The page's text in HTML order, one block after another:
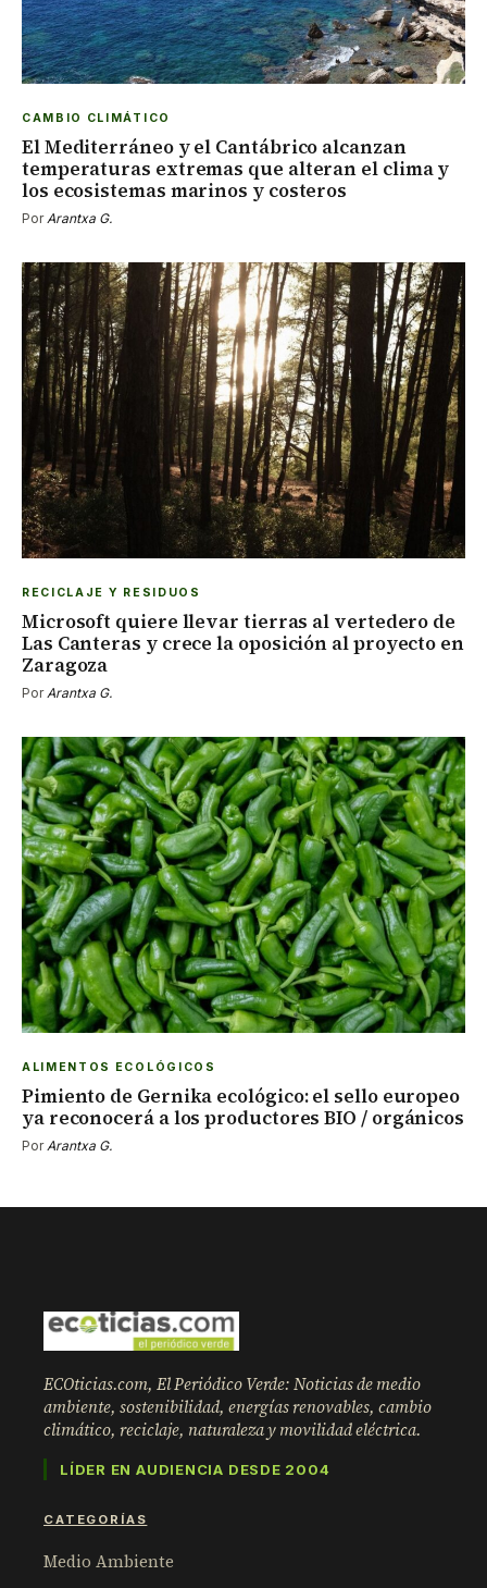
CAMBIO CLIMÁTICO
El Mediterráneo y el Cantábrico alcanzan
temperaturas extremas que alteran el clima y
los ecosistemas marinos y costeros
PorArantxa G.
RECICLAJE Y RESIDUOS
Microsoft quiere llevar tierras al vertedero de
Las Canteras y crece la oposición al proyecto en
Zaragoza
PorArantxa G.
ALIMENTOS ECOLÓGICOS
Pimiento de Gernika ecológico: el sello europeo
ya reconocerá a los productores BIO / orgánicos
PorArantxa G.
ECOticias.com, El Periódico Verde: Noticias de medio
ambiente, sostenibilidad, energías renovables, cambio
climático, reciclaje, naturaleza y movilidad eléctrica.
LÍDER EN AUDIENCIA DESDE 2004
CATEGORÍAS
Medio Ambiente